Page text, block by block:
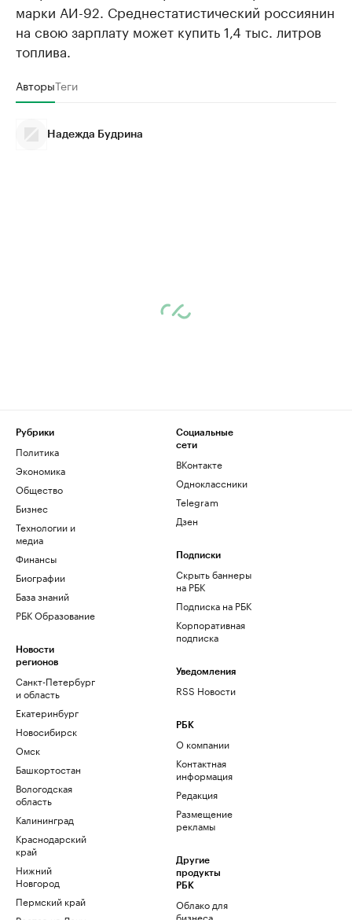
марки АИ-92. Среднестатистический россиянин
на свою зарплату может купить 1,4 тыс. литров
топлива.
АвторыТеги
Надежда Будрина
Рубрики
Политика
Экономика
Общество
Бизнес
Технологии и
медиа
Финансы
Биографии
База знаний
РБК Образование
Новости
регионов
Санкт-Петербург
и область
Екатеринбург
Новосибирск
Омск
Башкортостан
Вологодская
область
Калининград
Краснодарский
край
Нижний
Новгород
Пермский край
Социальные
сети
ВКонтакте
Одноклассники
Telegram
Дзен
Подписки
Скрыть баннеры
на РБК
Подписка на РБК
Корпоративная
подписка
Уведомления
RSS Новости
РБК
О компании
Контактная
информация
Редакция
Размещение
рекламы
Другие
продукты
РБК
Облако для
бизнеса